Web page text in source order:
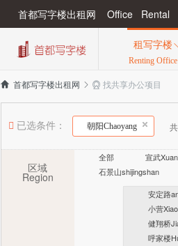
首都写字楼出租网 Office Rental
租写字楼
Renting Office
 首都写字楼出租网   找共享办公项目
已选条件： 朝阳Chaoyang
区域
Region
全部 宣武
石景山shijingshan
安定路
小营
健翔桥
呼家楼